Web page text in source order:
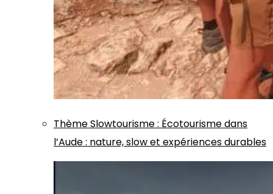
ThèmeSlowtourisme: Écotourisme dans
l’Aude : nature, slow et expériences durables